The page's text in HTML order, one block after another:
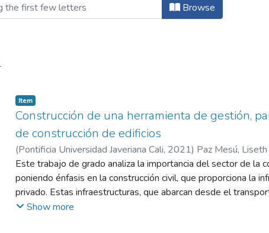
Browse
Item
Construcción de una herramienta de gestión,
de construcción de edificios
(Pontificia Universidad Javeriana Cali, 2021) Paz Mesú, Liseth
Este trabajo de grado analiza la importancia del sector de la
poniendo énfasis en la construcción civil, que proporciona la
privado. Estas infraestructuras, que abarcan desde el
resultan determinantes en la expansión de las ciudades y en
Show more